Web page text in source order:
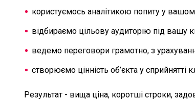
користуємось аналітикою попиту у
відбираємо цільову аудиторію під вашу
ведемо переговори грамотно, з
створюємо цінність об’єкта у сприйнятті
Результат - вища ціна, коротші строки,